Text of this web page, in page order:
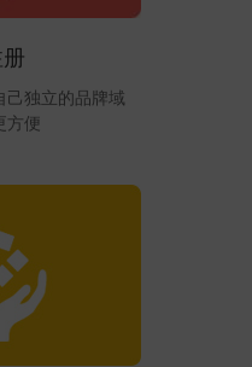
己独立的品牌域
方便